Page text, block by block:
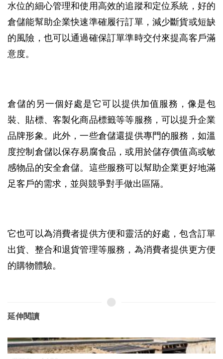
水位的細心管理和使用高效的追蹤和定位系統，好的
倉儲能幫助企業快速準確履行訂單，減少斷貨或短缺
的風險，也可以通過確保訂單準時交付來提高客戶滿
意度。
倉儲的另一個好處是它可以提供加值服務，像是包
裝、貼標、客製化商品標籤等等服務，可以提升企業
品牌形象。此外，一些倉儲還提供專門的服務，如溫
度控制倉儲以保存易腐食品，或用於儲存價值高或敏
感物品的安全倉儲。這些服務可以幫助企業更好地滿
足客戶的需求，並與競爭對手做出區隔。
它也可以為消費者提供方便和靈活的好處，包含訂單
出貨、整合和退貨管理等服務，為消費者提供更方便
的購物體驗。
延伸閱讀